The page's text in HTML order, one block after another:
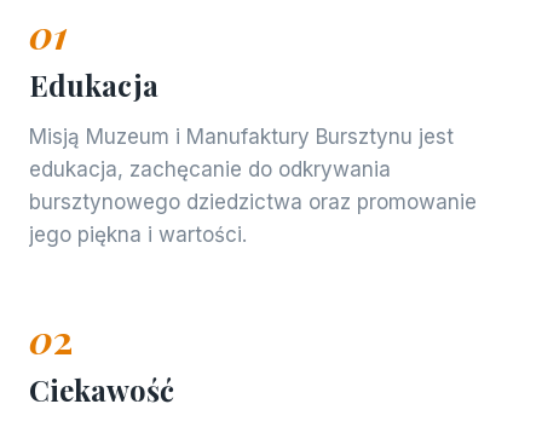
01
Edukacja
Misją Muzeum i Manufaktury Bursztynu jest
edukacja, zachęcanie do odkrywania
bursztynowego dziedzictwa oraz promowanie
jego piękna i wartości.
02
Ciekawość